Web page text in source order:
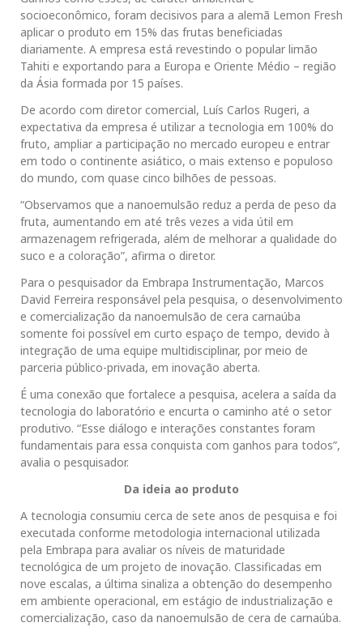
socioeconômico, foram decisivos para a alemã Lemon Fresh
aplicar o produto em 15% das frutas beneficiadas
diariamente. A empresa está revestindo o popular limão
Tahiti e exportando para a Europa e Oriente Médio – região
da Ásia formada por 15 países.
De acordo com diretor comercial, Luís Carlos Rugeri, a
expectativa da empresa é utilizar a tecnologia em 100% do
fruto, ampliar a participação no mercado europeu e entrar
em todo o continente asiático, o mais extenso e populoso
do mundo, com quase cinco bilhões de pessoas.
“Observamos que a nanoemulsão reduz a perda de peso da
fruta, aumentando em até três vezes a vida útil em
armazenagem refrigerada, além de melhorar a qualidade do
suco e a coloração”, afirma o diretor.
Para o pesquisador da Embrapa Instrumentação, Marcos
David Ferreira responsável pela pesquisa, o desenvolvimento
e comercialização da nanoemulsão de cera carnaúba
somente foi possível em curto espaço de tempo, devido à
integração de uma equipe multidisciplinar, por meio de
parceria público-privada, em inovação aberta.
É uma conexão que fortalece a pesquisa, acelera a saída da
tecnologia do laboratório e encurta o caminho até o setor
produtivo. “Esse diálogo e interações constantes foram
fundamentais para essa conquista com ganhos para todos”,
avalia o pesquisador.
Da ideia ao produto
A tecnologia consumiu cerca de sete anos de pesquisa e foi
executada conforme metodologia internacional utilizada
pela Embrapa para avaliar os níveis de maturidade
tecnológica de um projeto de inovação. Classificadas em
nove escalas, a última sinaliza a obtenção do desempenho
em ambiente operacional, em estágio de industrialização e
comercialização, caso da nanoemulsão de cera de carnaúba.